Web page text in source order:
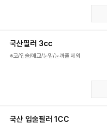
국산필러 3cc
※코/입술/애교/눈밑/눈꺼풀 제외
국산 입술필러 1CC